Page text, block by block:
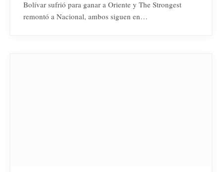
Bolívar sufrió para ganar a Oriente y The Strongest
remontó a Nacional, ambos siguen en…